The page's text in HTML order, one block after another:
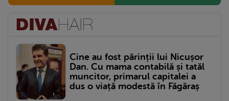
Cine au fost părinții lui Nicușor
Dan. Cu mama contabilă și tatăl
muncitor, primarul capitalei a
dus o viață modestă în Făgăraș